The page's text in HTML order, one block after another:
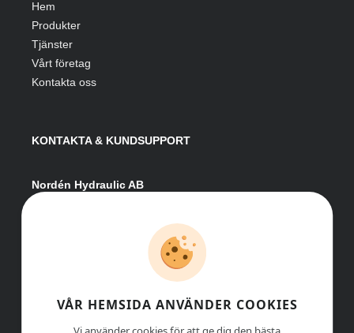
Hem
Produkter
Tjänster
Vårt företag
Kontakta oss
KONTAKTA & KUNDSUPPORT
Nordén Hydraulic AB
info@nordenhydraulic.se
Org-nr: 556531-8424
VÅR HEMSIDA ANVÄNDER COOKIES